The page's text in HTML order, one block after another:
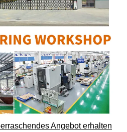
Angebot erhalten